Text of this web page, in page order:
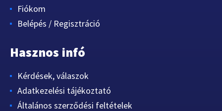
Fiókom
Belépés / Regisztráció
Hasznos infó
Kérdések, válaszok
Adatkezelési tájékoztató
Általános szerződési feltételek